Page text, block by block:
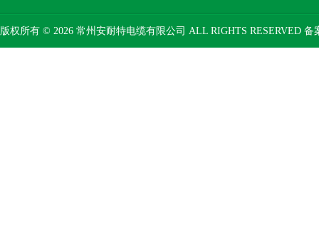
版权所有 © 2026 常州安耐特电缆有限公司 ALL RIGHTS RESERVED 备